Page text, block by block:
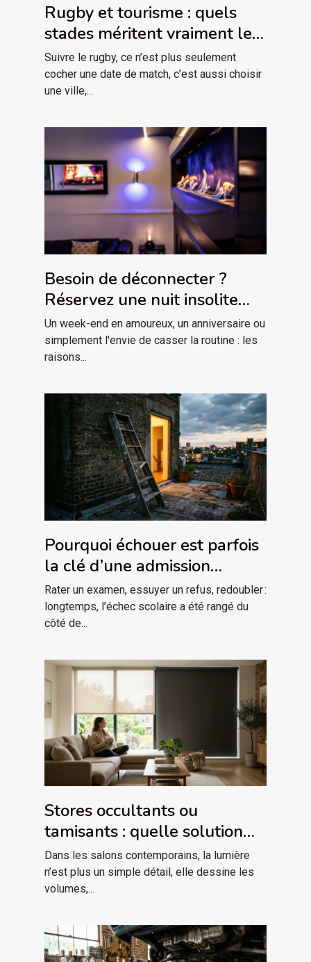
Rugby et tourisme : quels
stades méritent vraiment le
détour ?
Suivre le rugby, ce n’est plus seulement
cocher une date de match, c’est aussi choisir
une ville,...
Besoin de déconnecter ?
Réservez une nuit insolite
avec jacuzzi privatif dans le
massif des Vosges !
Un week-end en amoureux, un anniversaire ou
simplement l'envie de casser la routine : les
raisons...
Pourquoi échouer est parfois
la clé d’une admission
réussie
Rater un examen, essuyer un refus, redoubler :
longtemps, l’échec scolaire a été rangé du
côté de...
Stores occultants ou
tamisants : quelle solution
pour votre salon
contemporain ?
Dans les salons contemporains, la lumière
n’est plus un simple détail, elle dessine les
volumes,...